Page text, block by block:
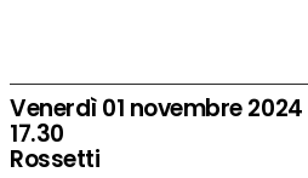
Venerdì 01 novembre 2024
17.30
Rossetti